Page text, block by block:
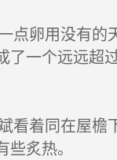
点卵用没有的
了一个远远超
看着同在屋檐
炙热。